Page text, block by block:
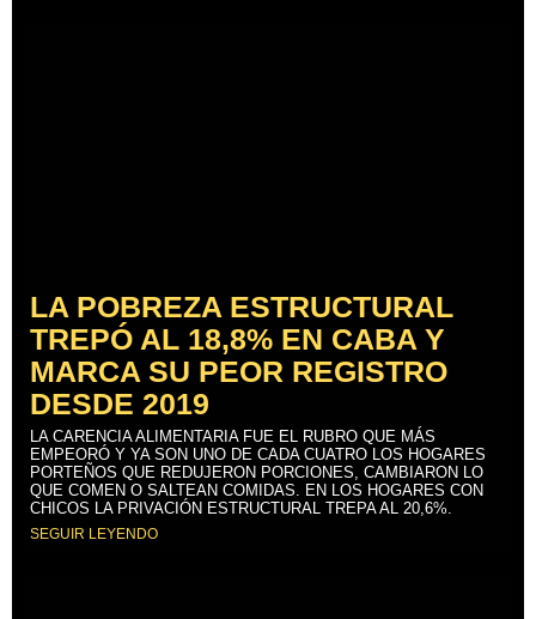
LA POBREZA ESTRUCTURAL
TREPÓ AL 18,8% EN CABA Y
MARCA SU PEOR REGISTRO
DESDE 2019
LA CARENCIA ALIMENTARIA FUE EL RUBRO QUE MÁS
EMPEORÓ Y YA SON UNO DE CADA CUATRO LOS HOGARES
PORTEÑOS QUE REDUJERON PORCIONES, CAMBIARON LO
QUE COMEN O SALTEAN COMIDAS. EN LOS HOGARES CON
CHICOS LA PRIVACIÓN ESTRUCTURAL TREPA AL 20,6%.
SEGUIR LEYENDO